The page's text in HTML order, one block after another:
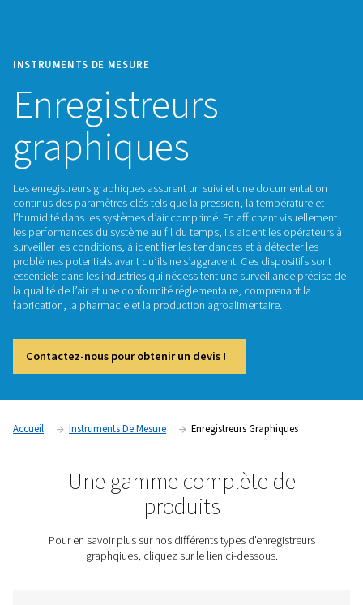
Enregistreurs
graphiques
continus des paramètres clés tels que la pression, la
l’humidité dans les systèmes d’air comprimé. En affichant
surveiller les conditions, à identifier les tendances et à
problèmes potentiels avant qu’ils ne s’aggravent. Ces
essentiels dans les industries qui nécessitent une
fabrication, la pharmacie et la production agroalimentaire.
Contactez-nous pour obtenir un devis !